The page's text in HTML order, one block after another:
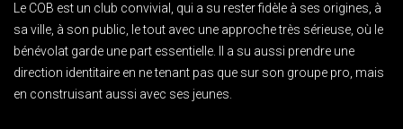
Le COB est un club convivial, qui a su rester fidèle à ses origines, à
sa ville, à son public, le tout avec une approche très sérieuse, où le
bénévolat garde une part essentielle. Il a su aussi prendre une
direction identitaire en ne tenant pas que sur son groupe pro, mais
en construisant aussi avec ses jeunes.